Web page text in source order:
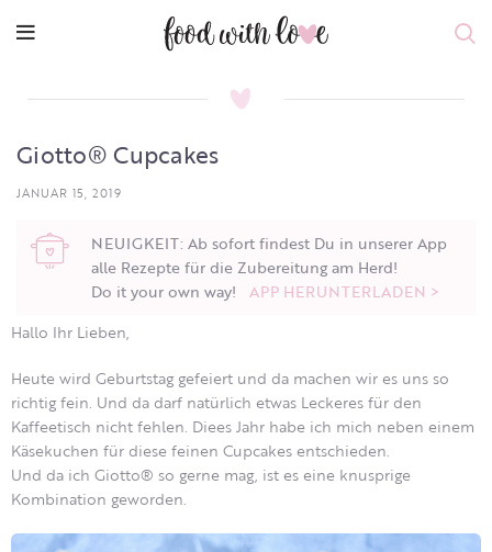
Giotto® Cupcakes
JANUAR 15, 2019
NEUIGKEIT: Ab sofort findest Du in unserer App
alle Rezepte für die Zubereitung am Herd!
Do it your own way! APP HERUNTERLADEN >
Hallo Ihr Lieben,
Heute wird Geburtstag gefeiert und da machen wir es uns so
richtig fein. Und da darf natürlich etwas Leckeres für den
Kaffeetisch nicht fehlen. Diees Jahr habe ich mich neben einem
Käsekuchen für diese feinen Cupcakes entschieden.
Und da ich Giotto® so gerne mag, ist es eine knusprige
Kombination geworden.